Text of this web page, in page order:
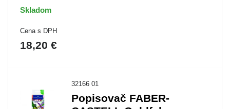
Skladom
Cena s DPH
18,20 €
32166 01
Popisovač FABER-